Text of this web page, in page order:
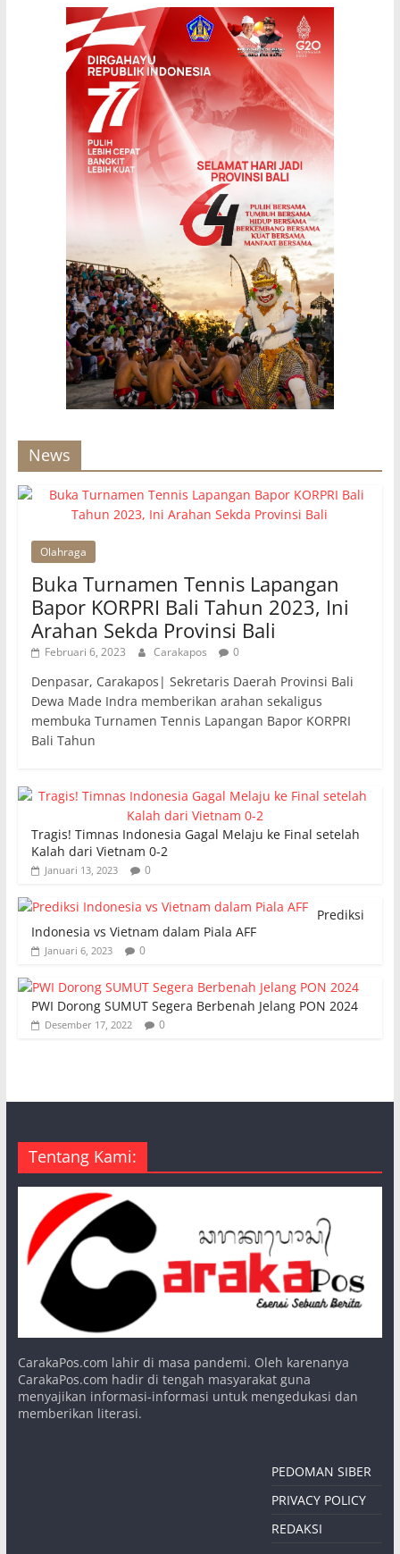
News
Olahraga
Buka Turnamen Tennis Lapangan
Bapor KORPRI Bali Tahun 2023, Ini
Arahan Sekda Provinsi Bali
Februari 6, 2023 Carakapos 0
Denpasar, Carakapos| Sekretaris Daerah Provinsi Bali
Dewa Made Indra memberikan arahan sekaligus
membuka Turnamen Tennis Lapangan Bapor KORPRI
Bali Tahun
Tragis! Timnas Indonesia Gagal Melaju ke Final setelah
Kalah dari Vietnam 0-2
Januari 13, 2023 0
Prediksi
Indonesia vs Vietnam dalam Piala AFF
Januari 6, 2023 0
PWI Dorong SUMUT Segera Berbenah Jelang PON 2024
Desember 17, 2022 0
Tentang Kami:
CarakaPos.com lahir di masa pandemi. Oleh karenanya
CarakaPos.com hadir di tengah masyarakat guna
menyajikan informasi-informasi untuk mengedukasi dan
memberikan literasi.
PEDOMAN SIBER
PRIVACY POLICY
REDAKSI